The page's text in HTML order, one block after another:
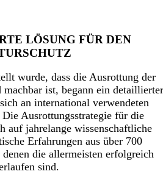
LÖSUNG FÜR DEN
wurde, dass die Ausrottung der
ist, begann ein detaillierter
an international verwendeten
Ausrottungsstrategie für die
auf jahrelange wissenschaftliche
Erfahrungen aus über 700
die allermeisten erfolgreich
sind.